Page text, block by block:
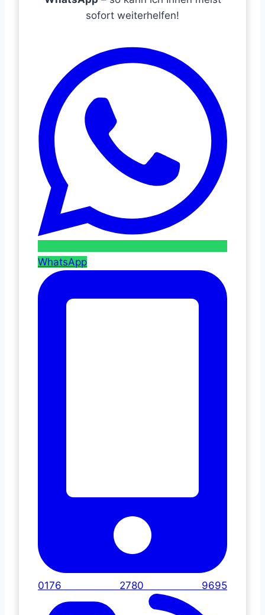
sofort weiterhelfen!
WhatsApp
0176 2780 9695